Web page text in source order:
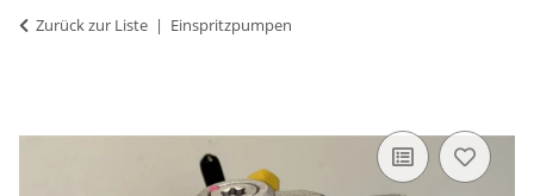
Zurück zur Liste Einspritzpumpen